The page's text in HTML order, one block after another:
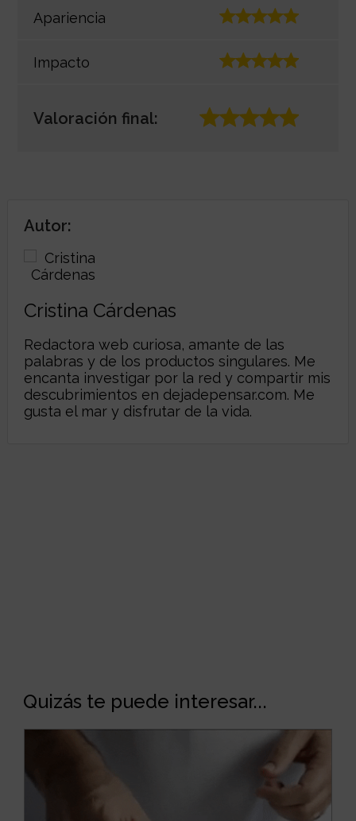
Apariencia
Impacto
Valoración final:
Autor:
Cristina Cárdenas
Redactora web curiosa, amante de las
palabras y de los productos singulares. Me
encanta investigar por la red y compartir mis
descubrimientos en dejadepensar.com. Me
gusta el mar y disfrutar de la vida.
Quizás te puede interesar...